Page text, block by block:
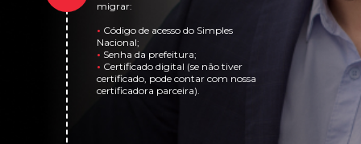
migrar:
• Código de acesso do Simples
Nacional;
• Senha da prefeitura;
• Certificado digital (se não tiver
certificado, pode contar com nossa
certificadora parceira).